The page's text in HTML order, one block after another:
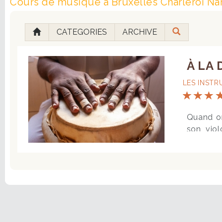
CATEGORIES ARCHIVE
À LA
LES
Quand on pense à l’apprentissage de la musique, on imagine souvent un élève face à son piano, sa guitare ou son violon. Ces instruments, incontournables dans l’enseignement musical en France, sont certes riches et formateurs… mais ils ne représentent qu’une infime partie de ce que le monde a à offrir en matière de sons, de rythmes et de traditions. Partout sur la planète, des peuples ont inventé des instruments aux sonorités uniques, intimement liés à leur culture, à leur histoire et à leur manière de vivre la musique : harpes africaines, tambours polynésiens, flûtes andines, luths orientaux… Ces instruments dits “traditionnels” ne sont pas des curiosités folkloriques figées dans le passé : ils sont vivants,